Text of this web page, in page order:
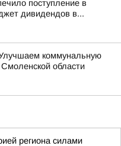
поступление в
дивидендов в...
коммунальную
области
региона силами